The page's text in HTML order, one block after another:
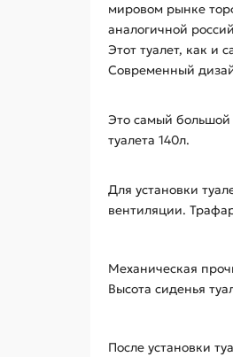
мировом рынке
аналогичной
Этот туалет, как и
Современный
Это самый большой
туалета 140л.
Для установки
вентиляции.
Механическая
Высота сиденья
После установки